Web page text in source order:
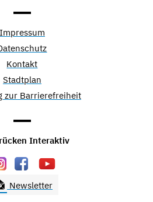
Impressum
Kontakt
Stadtplan
zur Barrierefreiheit
Interaktiv
Newsletter